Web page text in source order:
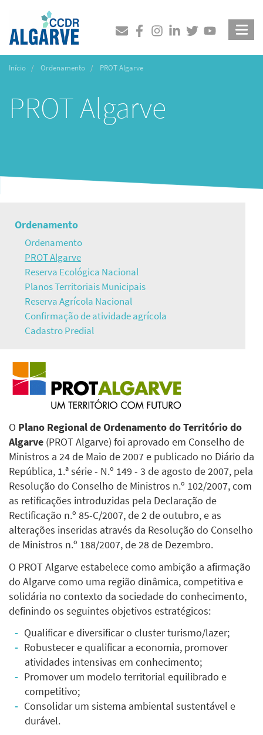
principal
Pesquisar Pesquisar
Início Ordenamento PROT Algarve
PROT Algarve
Navegação
principal
Ordenamento
Ordenamento
PROT Algarve
Reserva Ecológica Nacional
Planos Territoriais Municipais
Reserva Agrícola Nacional
Confirmação de atividade agrícola
Cadastro Predial
O Plano Regional de Ordenamento do Território do
Algarve (PROT Algarve) foi aprovado em Conselho de
Ministros a 24 de Maio de 2007 e publicado no Diário da
República, 1.ª série - N.º 149 - 3 de agosto de 2007, pela
Resolução do Conselho de Ministros n.º 102/2007, com
as retificações introduzidas pela Declaração de
Rectificação n.º 85-C/2007, de 2 de outubro, e as
alterações inseridas através da Resolução do Conselho
de Ministros n.º 188/2007, de 28 de Dezembro.
O PROT Algarve estabelece como ambição a afirmação
do Algarve como uma região dinâmica, competitiva e
solidária no contexto da sociedade do conhecimento,
definindo os seguintes objetivos estratégicos:
Qualificar e diversificar o cluster turismo/lazer;
Robustecer e qualificar a economia, promover
atividades intensivas em conhecimento;
Promover um modelo territorial equilibrado e
competitivo;
Consolidar um sistema ambiental sustentável e
durável.